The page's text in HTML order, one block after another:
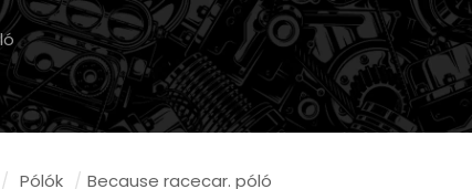
/ Pólók / Because racecar. póló